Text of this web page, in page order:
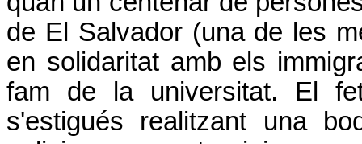
de El Salvador (una de les
en solidaritat amb els
fam de la universitat. El
s'estigués realitzant una